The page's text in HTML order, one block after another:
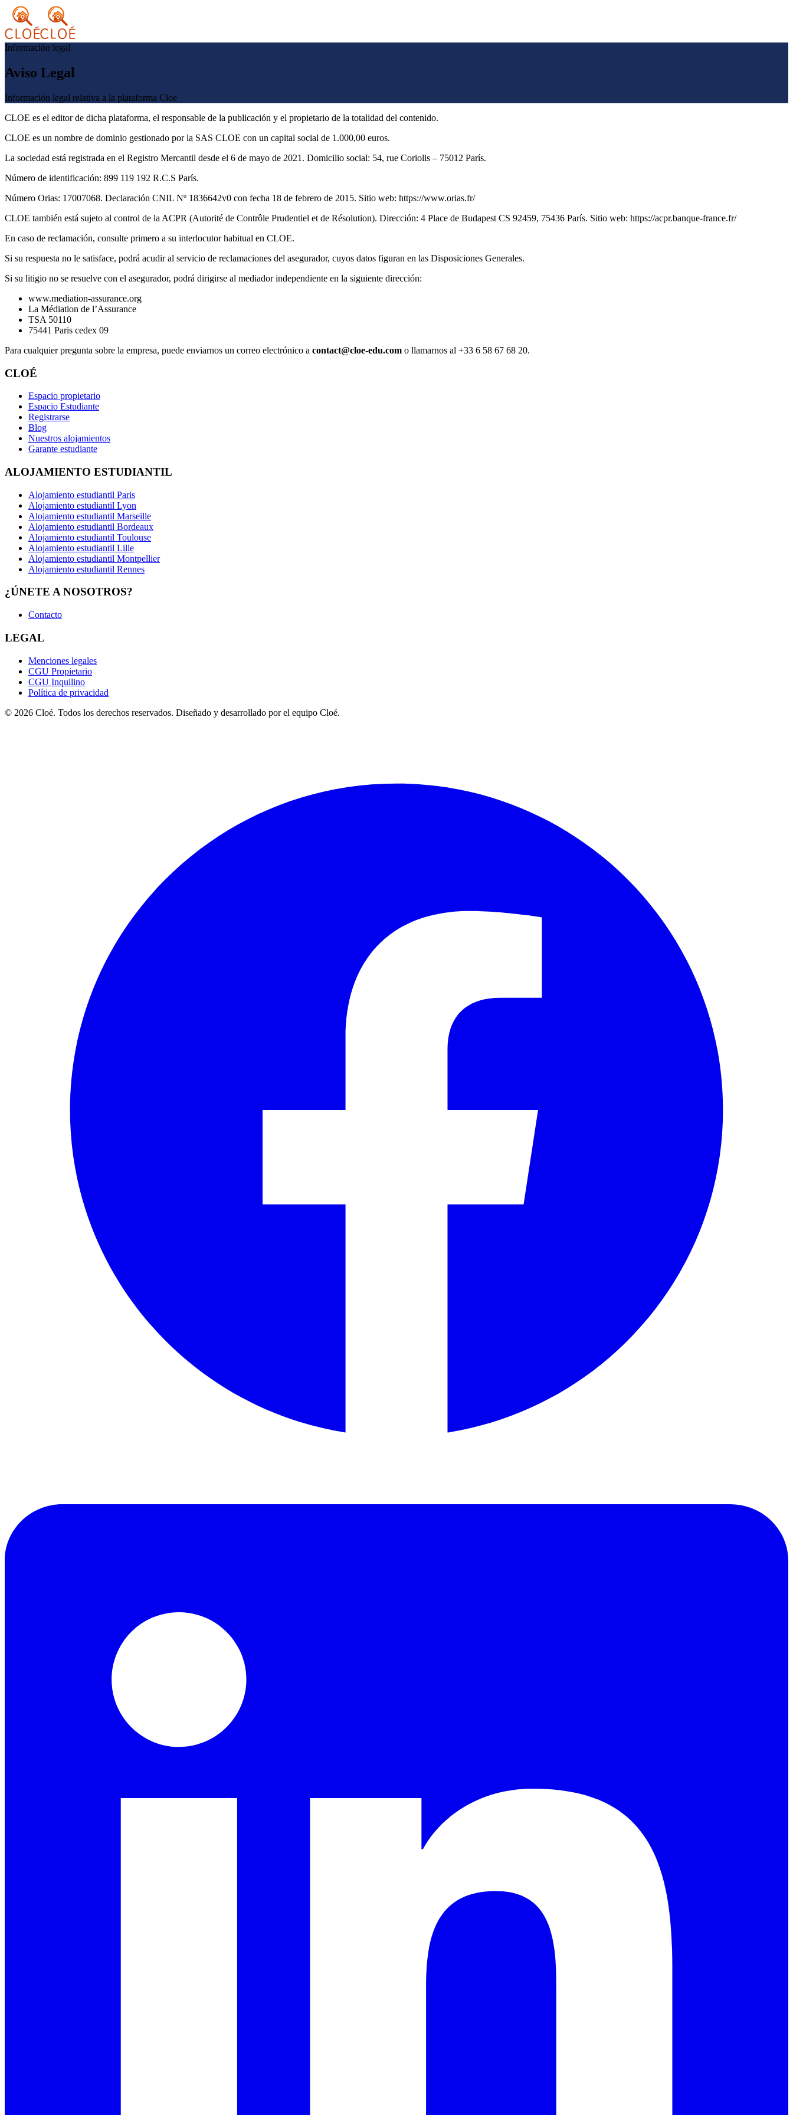
Información legal
Aviso Legal
Información legal relativa a la plataforma Cloe
CLOE es el editor de dicha plataforma, el responsable de la publicación y el propietario de la totalidad del contenido.
CLOE es un nombre de dominio gestionado por la SAS CLOE con un capital social de 1.000,00 euros.
La sociedad está registrada en el Registro Mercantil desde el 6 de mayo de 2021. Domicilio social: 54, rue Coriolis – 75012 París.
Número de identificación: 899 119 192 R.C.S París.
Número Orias: 17007068. Declaración CNIL Nº 1836642v0 con fecha 18 de febrero de 2015. Sitio web: https://www.orias.fr/
CLOE también está sujeto al control de la ACPR (Autorité de Contrôle Prudentiel et de Résolution). Dirección: 4 Place de Budapest CS 92459, 75436 París. Sitio web: https://acpr.banque-france.fr/
En caso de reclamación, consulte primero a su interlocutor habitual en CLOE.
Si su respuesta no le satisface, podrá acudir al servicio de reclamaciones del asegurador, cuyos datos figuran en las Disposiciones Generales.
Si su litigio no se resuelve con el asegurador, podrá dirigirse al mediador independiente en la siguiente dirección:
www.mediation-assurance.org
La Médiation de l’Assurance
TSA 50110
75441 Paris cedex 09
Para cualquier pregunta sobre la empresa, puede enviarnos un correo electrónico a contact@cloe-edu.com o llamarnos al +33 6 58 67 68 20.
CLOÉ
Espacio propietario
Espacio Estudiante
Registrarse
Blog
Nuestros alojamientos
Garante estudiante
ALOJAMIENTO ESTUDIANTIL
Alojamiento estudiantil Paris
Alojamiento estudiantil Lyon
Alojamiento estudiantil Marseille
Alojamiento estudiantil Bordeaux
Alojamiento estudiantil Toulouse
Alojamiento estudiantil Lille
Alojamiento estudiantil Montpellier
Alojamiento estudiantil Rennes
¿ÚNETE A NOSOTROS?
Contacto
LEGAL
Menciones legales
CGU Propietario
CGU Inquilino
Política de privacidad
© 2026 Cloé. Todos los derechos reservados. Diseñado y desarrollado por el equipo Cloé.